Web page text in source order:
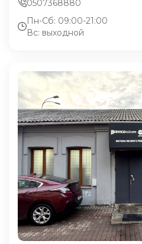
0507368880
Пн-Сб: 09:00-21:00
Вс: выходной